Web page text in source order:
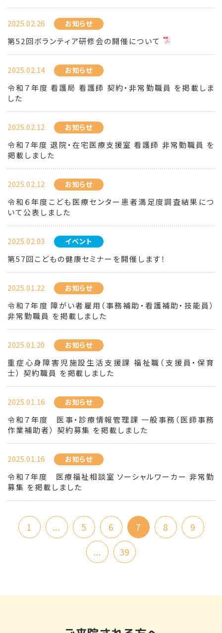
2025.02.26 お知らせ
第52回ボランティア研修会の開催について
2025.02.14 お知らせ
令和７年度 看護局 看護師 契約・非常勤職員 を掲載しま
した
2025.02.12 お知らせ
令和７年度 退院・在宅医療支援室 看護師 非常勤職員 を
掲載しました
2025.02.12 お知らせ
令和６年度こども医療センター患者満足度調査結果につ
いて公表しました
2025.02.03 イベント
第57回こどもの健康セミナーを開催します！
2025.01.22 お知らせ
令和７年度 障がい者雇用（事務補助・看護補助・技能員）
非常勤職員 を掲載しました
2025.01.20 お知らせ
重症心身障害児施設生活支援課 福祉職（支援員・保育
士） 契約職員 を掲載しました
2025.01.16 お知らせ
令和７年度 医事・診療情報管理課 一般事務（医師事務
作業補助者） 契約募集 を掲載しました
2025.01.16 お知らせ
令和７年度 医療福祉相談室 ソーシャルワーカー 非常勤
募集 を掲載しました
1 ... 5 6 7 8
9
...
39